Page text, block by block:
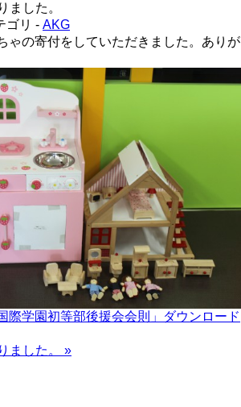
ました。
ゴリ - AKG
ゃの寄付をしていただきました。ありが
際学園初等部後援会会則」ダウンロード
ました。 »